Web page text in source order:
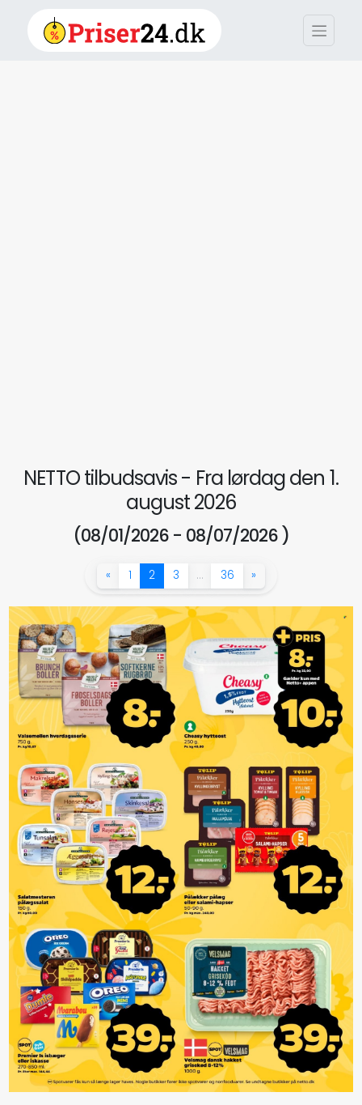
NETTO tilbudsavis - Fra lørdag den 1.
august 2026
(08/01/2026 - 08/07/2026 )
« 1 2 3 … 36 »